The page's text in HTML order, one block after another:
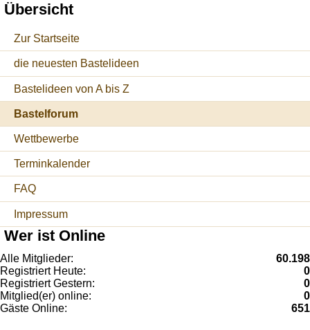
Übersicht
Zur Startseite
die neuesten Bastelideen
Bastelideen von A bis Z
Bastelforum
Wettbewerbe
Terminkalender
FAQ
Impressum
Wer ist Online
Alle Mitglieder:
60.198
Registriert Heute:
0
Registriert Gestern:
0
Mitglied(er) online:
0
Gäste Online:
651